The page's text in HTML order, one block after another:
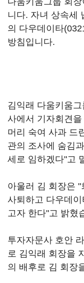
니다. 자녀 상속세
의 다우데이타
방침입니다.
김익래 다움키움
사에서 기자회견
머리 숙여 사과 드
관의 조사에 숨김
세로 임하겠다"고
아울러 김 회장은
사퇴하고 다우데
고자 한다"고 밝혔
투자자문사 호안
로 김익래 회장을
의 배후로 김 회장